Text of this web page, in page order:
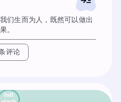
们生而为人，既然可以做出
。
评论